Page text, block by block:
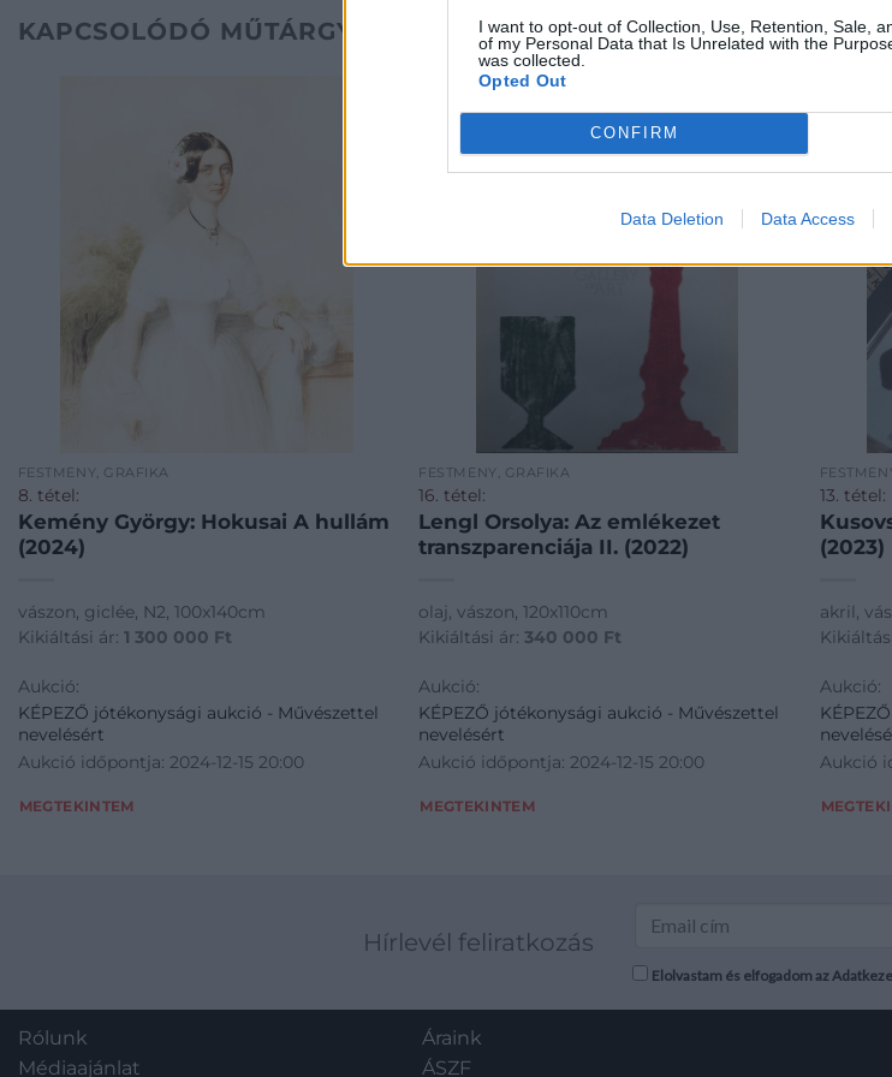
I want to opt-out of Collection, Use, Retention, Sale,
of my Personal Data that Is Unrelated with the
was collected.
Opted Out
CONFIRM
Data Deletion Data Access
KAPCSOLÓDÓ MŰTÁRGYAK
FESTMÉNY, GRAFIKA
8. tétel:
Kemény György: Hokusai A hullám
(2024)
vászon, giclée, N2, 100x140cm
Kikiáltási ár: 1 300 000 Ft
Aukció:
KÉPEZŐ jótékonysági aukció - Művészettel
nevelésért
Aukció időpontja: 2024-12-15 20:00
MEGTEKINTEM
FESTMÉNY, GRAFIKA
16. tétel:
Lengl Orsolya: Az emlékezet
transzparenciája II. (2022)
olaj, vászon, 120x110cm
Kikiáltási ár:340 000 Ft
Aukció:
KÉPEZŐ jótékonysági aukció - Művészettel
nevelésért
Aukció időpontja: 2024-12-15 20:00
MEGTEKINTEM
13. tétel:
(2023)
akril,
Aukció:
Aukció
Hírlevél feliratkozás
Elolvastam és elfogadom az
Rólunk
Médiaajánlat
Áraink
ÁSZF